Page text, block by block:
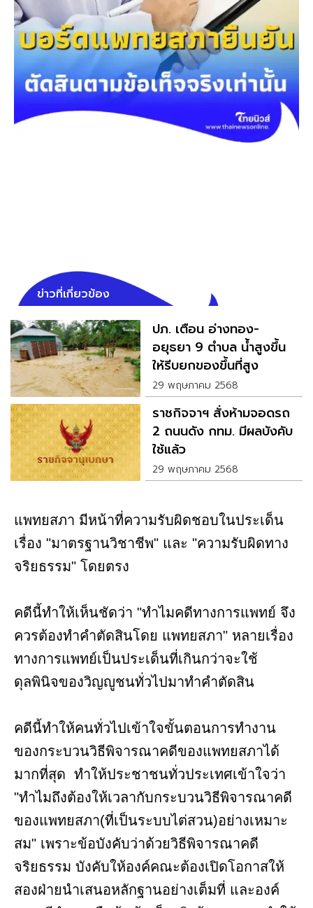
ข่าวที่เกี่ยวข้อง
ปภ. เตือน อ่างทอง-
อยุธยา 9 ตำบล น้ำสูงขึ้น
ให้รีบยกของขึ้นที่สูง
29 พฤษภาคม 2568
ราชกิจจาฯ สั่งห้ามจอดรถ
2 ถนนดัง กทม. มีผลบังคับ
ใช้แล้ว
29 พฤษภาคม 2568
แพทยสภา มีหน้าที่ความรับผิดชอบในประเด็น
เรื่อง "มาตรฐานวิชาชีพ" และ "ความรับผิดทาง
จริยธรรม" โดยตรง
คดีนี้ทำให้เห็นชัดว่า "ทำไมคดีทางการแพทย์ จึง
ควรต้องทำคำตัดสินโดย แพทยสภา" หลายเรื่อง
ทางการแพทย์เป็นประเด็นที่เกินกว่าจะใช้
ดุลพินิจของวิญญูชนทั่วไปมาทำคำตัดสิน
คดีนี้ทำให้คนทั่วไปเข้าใจขั้นตอนการทำงาน
ของกระบวนวิธีพิจารณาคดีของแพทยสภาได้
มากที่สุด ทำให้ประชาชนทั่วประเทศเข้าใจว่า
"ทำไมถึงต้องให้เวลากับกระบวนวิธีพิจารณาคดี
ของแพทยสภา(ที่เป็นระบบไต่สวน)อย่างเหมาะ
สม" เพราะข้อบังคับว่าด้วยวิธีพิจารณาคดี
จริยธรรม บังคับให้องค์คณะต้องเปิดโอกาสให้
สองฝ่ายนำเสนอหลักฐานอย่างเต็มที่ และองค์